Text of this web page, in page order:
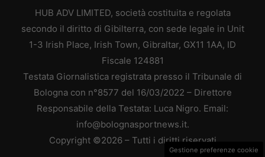
HUB ADV LIMITED, società costituita e regolata
secondo il diritto di Gibilterra, con sede legale in Unit
1-3 Irish Place, Irish Town, Gibraltar, GX11 1AA, ID
Fiscale 124881
Testata Giornalistica registrata presso il Tribunale di
Bologna con n°8577 del 16/03/2022 – Direttore
Responsabile della Testata: Luca Nigro. Email:
info@bolognasportnews.it.
Copyright ©2026 – Tutti i diritti riservati
Gestione preferenze cookie